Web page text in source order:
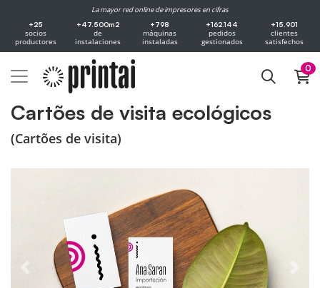
La mayor red online de impresores en cifras
+25
socios
productores
+47.500m2
de
instalaciones
+798
máquinas
instaladas
+162.144
pedidos
gestionados
+15.901
clientes
satisfechos
0
Cartões de visita ecológicos
(Cartões de visita)